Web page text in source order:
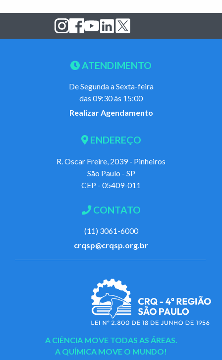
ATENDIMENTO
De Segunda a Sexta-feira
das 09:30 às 15:00
Realizar Agendamento
ENDEREÇO
R. Oscar Freire, 2039 - Pinheiros
São Paulo - SP
CEP - 05409-011
CONTATO
(11) 3061-6000
crqsp@crqsp.org.br
A CIÊNCIA MOVE TODAS AS ÁREAS.
A QUÍMICA MOVE O MUNDO!